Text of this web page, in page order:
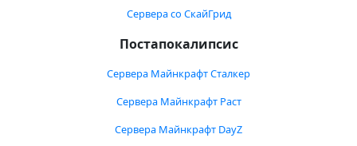
Сервера со СкайГрид
Постапокалипсис
Сервера Майнкрафт Сталкер
Сервера Майнкрафт Раст
Сервера Майнкрафт DayZ